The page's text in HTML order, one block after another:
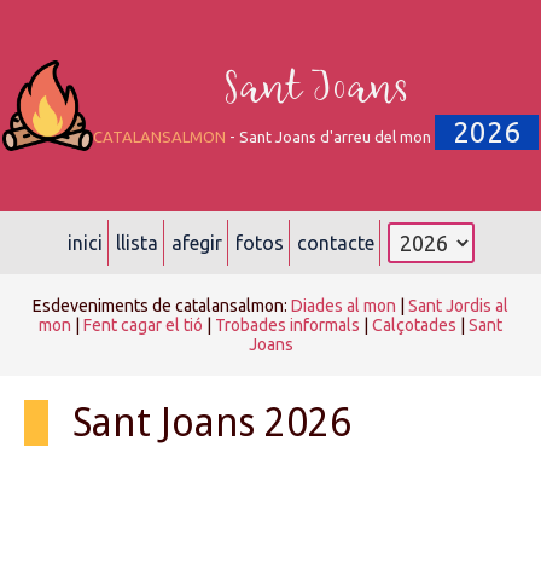
Sant Joans
CATALANSALMON - Sant Joans d'arreu del mon 2026
inici llista afegir fotos contacte
Esdeveniments de catalansalmon: Diades al mon
Sant Jordis al
mon
Fent cagar el tió Trobades informals Calçotades
Sant
Joans
Sant Joans 2026